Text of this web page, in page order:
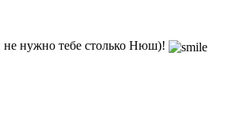
не нужно тебе столько Нюш)!